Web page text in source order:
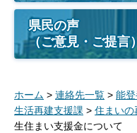
県民の声
（ご意見・ご提言）
ホーム > 連絡先一覧 > 能
生活再建支援課 > 住まいの
生住まい支援金について